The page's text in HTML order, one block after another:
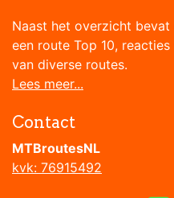
Naast het overzicht
een route Top 10,
van diverse routes.
Lees meer...
Contact
MTBroutesNL
kvk: 76915492